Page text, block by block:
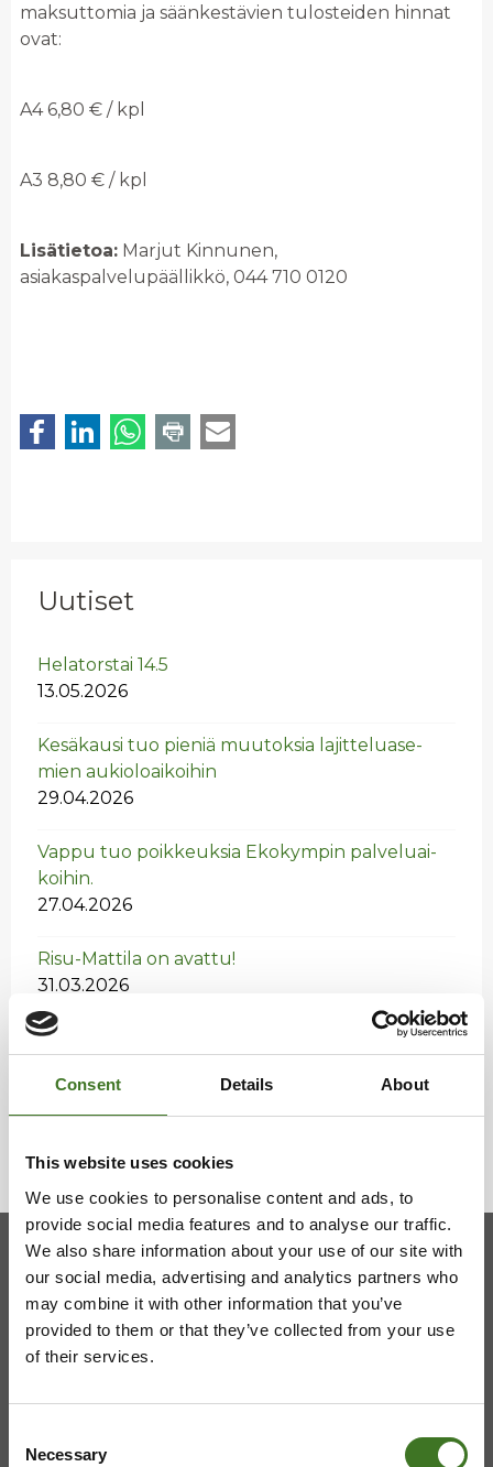
Consent Details About
This website uses cookies
We use cookies to personalise content and ads, to
provide social media features and to analyse our traffic.
We also share information about your use of our site with
our social media, advertising and analytics partners who
may combine it with other information that you’ve
provided to them or that they’ve collected from your use
of their services.
Selection
Necessary
Uutiset
He­la­tors­tai 14.5
13.05.2026
Ke­sä­kausi tuo pie­niä muu­tok­sia la­jit­te­lua­se­
mien au­kio­loai­koi­hin
29.04.2026
Vappu tuo poik­keuk­sia Eko­kym­pin pal­ve­luai­
koi­hin.
27.04.2026
Risu-Mat­ti­la on avat­tu!
31.03.2026
Vaa­lan ha­ra­voin­ti­jät­tei­den vas­taan­ot­to­paik­ka
27.03.2026
maksuttomia ja säänkestävien tulosteiden hinnat
ovat:
A4 6,80 € / kpl
A3 8,80 € / kpl
Lisätietoa: Marjut Kinnunen,
asiakaspalvelupäällikkö, 044 710 0120
Kainuun jätehuollon kuntayhtymä
Viestitie 2, 87700 Kajaani